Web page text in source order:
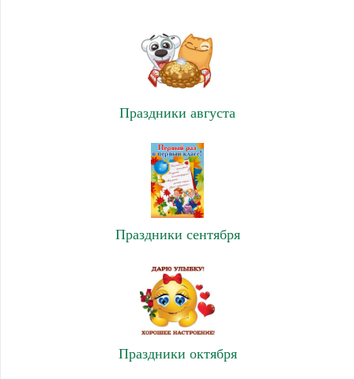
Праздники августа
Праздники сентября
Праздники октября